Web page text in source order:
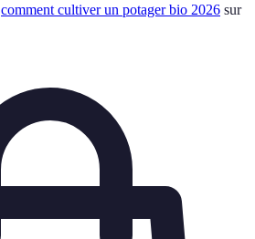
comment cultiver un potager bio 2026 sur